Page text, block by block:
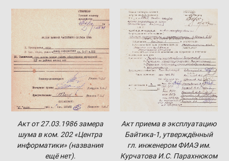
Акт от 27.03.1986 замера
шума в ком. 202 «Центра
информатики» (названия
ещё нет).
Акт приема в эксплуатацию
Байтика-1, утверждённый
гл. инженером ФИАЭ им.
Курчатова И.С. Парахнюком